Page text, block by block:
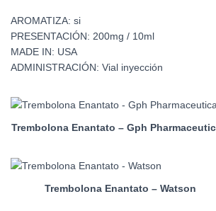
AROMATIZA: si
PRESENTACIÓN: 200mg / 10ml
MADE IN: USA
ADMINISTRACIÓN: Vial inyección
Trembolona Enantato – Gph
Trembolona Enantato – Watson